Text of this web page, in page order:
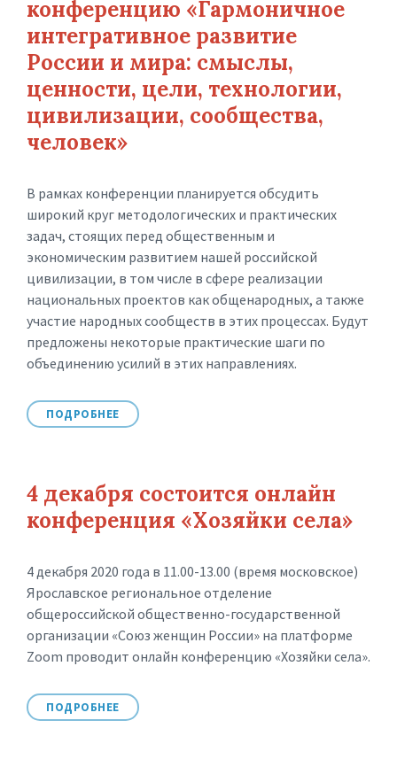
конференцию «Гармоничное
интегративное развитие
России и мира: смыслы,
ценности, цели, технологии,
цивилизации, сообщества,
человек»
В рамках конференции планируется обсудить
широкий круг методологических и практических
задач, стоящих перед общественным и
экономическим развитием нашей российской
цивилизации, в том числе в сфере реализации
национальных проектов как общенародных, а также
участие народных сообществ в этих процессах. Будут
предложены некоторые практические шаги по
объединению усилий в этих направлениях.
ПОДРОБНЕЕ
4 декабря состоится онлайн
конференция «Хозяйки села»
4 декабря 2020 года в 11.00-13.00 (время московское)
Ярославское региональное отделение
общероссийской общественно-государственной
организации «Союз женщин России» на платформе
Zoom проводит онлайн конференцию «Хозяйки села».
ПОДРОБНЕЕ